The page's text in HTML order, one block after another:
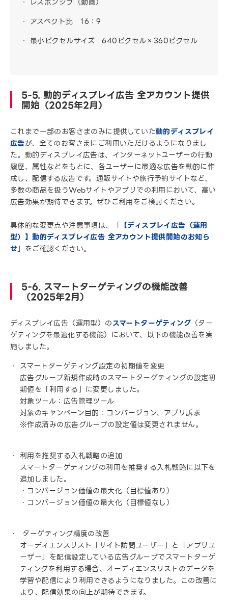
アスペクト比 16：9
最小ピクセルサイズ 640ピクセル×360ピクセル
5-5. 動的ディスプレイ広告 全アカウント提供
開始（2025年2月）
これまで一部のお客さまのみに提供していた動的ディスプレイ
広告が、全てのお客さまにご利用いただけるようになりまし
た。動的ディスプレイ広告は、インターネットユーザーの行動
履歴、属性などをもとに、各ユーザーに最適な広告を動的に作
成し、配信する広告です。通販サイトや旅行予約サイトなど、
多数の商品を扱うWebサイトやアプリでの利用において、高い
広告効果が期待できます。ぜひご利用をご検討ください。
具体的な変更点や注意事項は、「 【ディスプレイ広告（運用
型）】動的ディスプレイ広告 全アカウント提供開始のお知ら
せ」をご確認ください。
5-6. スマートターゲティングの機能改善
（2025年2月）
ディスプレイ広告（運用型）のスマートターゲティング （ター
ゲティングを最適化する機能）において、以下の機能改善を実
施しました。
スマートターゲティング設定の初期値を変更
広告グループ新規作成時のスマートターゲティングの設定初
期値を「利用する」に変更しました。
対象ツール：広告管理ツール
対象のキャンペーン目的：コンバージョン、アプリ訴求
※作成済みの広告グループの設定値は変更されません。
利用を推奨する入札戦略の追加
スマートターゲティングの利用を推奨する入札戦略に以下を
追加しました。
・コンバージョン価値の最大化（目標値あり）
・コンバージョン価値の最大化（目標値なし）
ターゲティング精度の改善
オーディエンスリスト「サイト訪問ユーザー」と「アプリユ
ーザー」を配信設定している広告グループでスマートターゲ
ティングを利用する場合、オーディエンスリストのデータを
学習や配信により利用できるようになりました。この改善に
より、配信効果の向上が期待できます。